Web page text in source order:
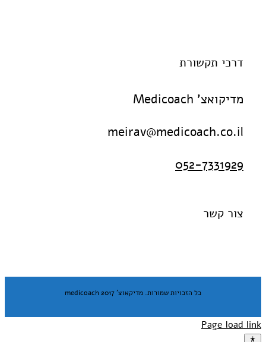
דרכי תקשורת
מדיקואצ' Medicoach
meirav@medicoach.co.il
052-7331929
צור קשר
כל הזכויות שמורות. מדיקאוצ' medicoach 2017
Page load link